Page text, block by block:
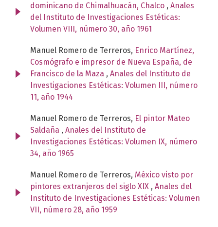
dominicano de Chimalhuacán, Chalco , Anales
del Instituto de Investigaciones Estéticas:
Volumen VIII, número 30, año 1961
Manuel Romero de Terreros, Enrico Martínez,
Cosmógrafo e impresor de Nueva España, de
Francisco de la Maza , Anales del Instituto de
Investigaciones Estéticas: Volumen III, número
11, año 1944
Manuel Romero de Terreros, El pintor Mateo
Saldaña , Anales del Instituto de
Investigaciones Estéticas: Volumen IX, número
34, año 1965
Manuel Romero de Terreros, México visto por
pintores extranjeros del siglo XIX , Anales del
Instituto de Investigaciones Estéticas: Volumen
VII, número 28, año 1959